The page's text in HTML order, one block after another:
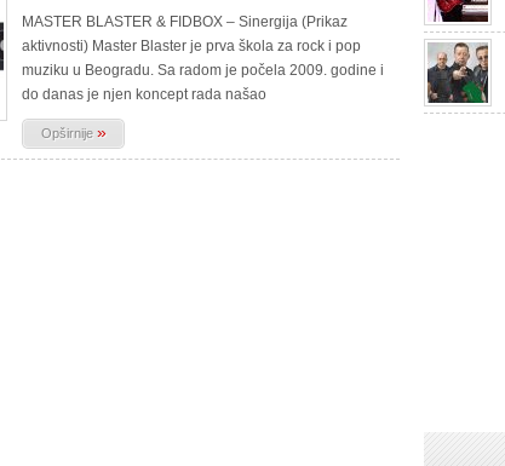
MASTER BLASTER & FIDBOX – Sinergija (Prikaz
aktivnosti) Master Blaster je prva škola za rock i pop
muziku u Beogradu. Sa radom je počela 2009. godine i
do danas je njen koncept rada našao
Opširnije »